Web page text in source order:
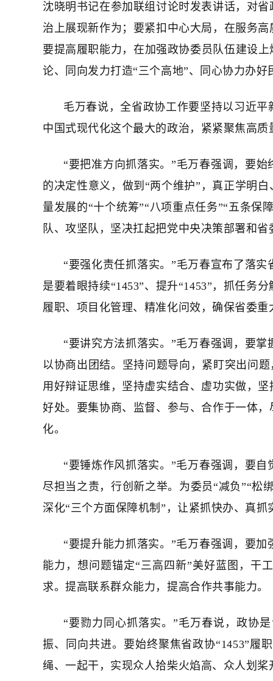
沈晓明书记在参加联组讨论时发表讲话，对
治上展现新作为；要紧扣中心大局，在服务
要提高履职能力，在加强政协委员队伍建设
论、同向发力打造“三个高地”、同心协力办好
毛万春说，全省政协工作要坚持以习近
中国式现代化这个最大的政治，紧紧聚焦高
“要把准方向抓落实。”毛万春强调，要
的决定性意义，做到“两个维护”，真正学明
量发展的“十个统筹”“八项重点任务”“五条保
队、攻坚队，坚决扛起把党中央决策部署和
“要强化责任抓落实。”毛万春宣布了落
是要着眼持续“1453”、提升“1453”，抓任务
履职、项目化管理、精准化问效，确保省委
“要讲究方法抓落实。”毛万春强调，要
以协商出团结。坚持问题导向，紧盯突出问
用好辩证思维，坚持虚实结合、虚功实做，
好处。要集协商、监督、参与、合作于一体
化。
“要锤炼作风抓落实。”毛万春强调，要
尽担当之责，行创新之举。为委员“减负”“松
深化“三个方面保障机制”，让紧抓快办、真抓
“要提升能力抓落实。”毛万春强调，要
能力，想问题锚定“三高四新”美好蓝图，干
求。提高联系群众能力，提高合作共事能力。
“要勠力同心抓落实。”毛万春说，政协
振、同向共进。要始终聚焦省政协“1453”履
绳、一起干，实现众人拾柴火焰高、众人划桨